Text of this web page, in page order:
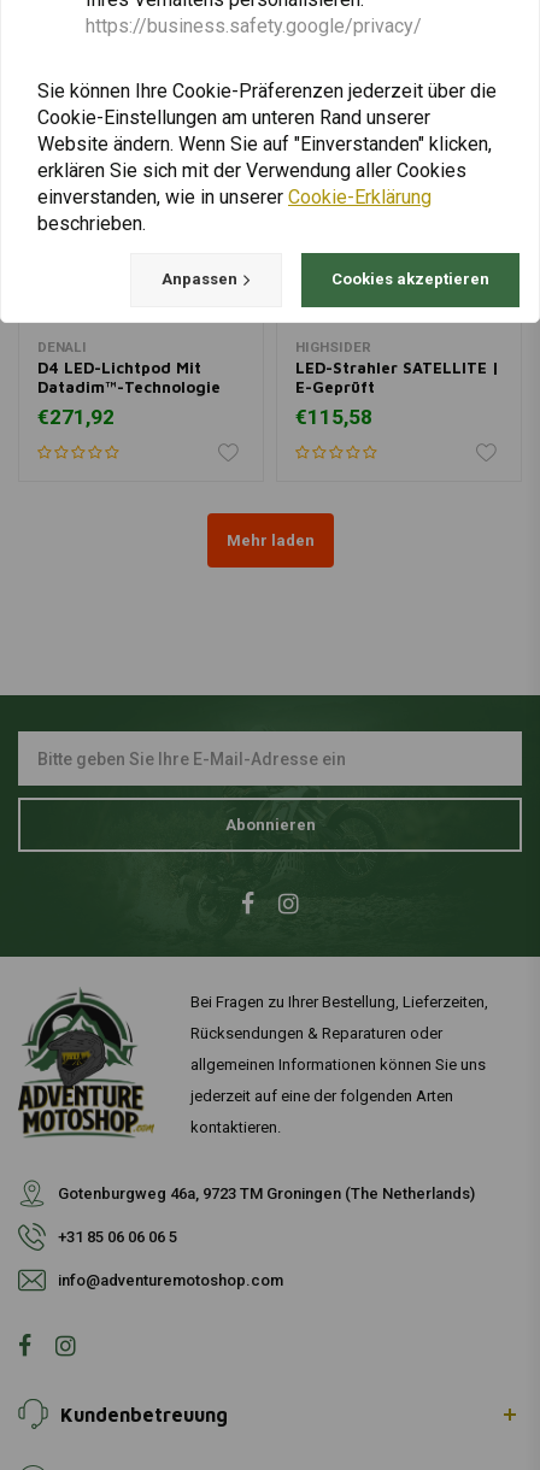
Ähnliche Produkte
DENALI
D4 LED-Lichtpod Mit
Datadim™-Technologie
€271,92
HIGHSIDER
LED-Strahler SATELLITE |
E-Geprüft
€115,58
Mehr laden
Abonnieren
Bei Fragen zu Ihrer Bestellung, Lieferzeiten,
Rücksendungen & Reparaturen oder
allgemeinen Informationen können Sie uns
jederzeit auf eine der folgenden Arten
kontaktieren.
Gotenburgweg 46a, 9723 TM Groningen (The Netherlands)
+31 85 06 06 06 5
info@adventuremotoshop.com
Kundenbetreuung
https://business.safety.google/privacy/
Sie können Ihre Cookie-Präferenzen jederzeit über die
Cookie-Einstellungen am unteren Rand unserer
Website ändern. Wenn Sie auf "Einverstanden" klicken,
erklären Sie sich mit der Verwendung aller Cookies
einverstanden, wie in unserer Cookie-Erklärung
beschrieben.
Anpassen Cookies akzeptieren